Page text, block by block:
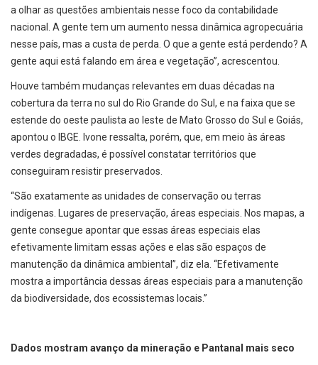
a olhar as questões ambientais nesse foco da contabilidade
nacional. A gente tem um aumento nessa dinâmica agropecuária
nesse país, mas a custa de perda. O que a gente está perdendo? A
gente aqui está falando em área e vegetação”, acrescentou.
Houve também mudanças relevantes em duas décadas na
cobertura da terra no sul do Rio Grande do Sul, e na faixa que se
estende do oeste paulista ao leste de Mato Grosso do Sul e Goiás,
apontou o IBGE. Ivone ressalta, porém, que, em meio às áreas
verdes degradadas, é possível constatar territórios que
conseguiram resistir preservados.
“São exatamente as unidades de conservação ou terras
indígenas. Lugares de preservação, áreas especiais. Nos mapas, a
gente consegue apontar que essas áreas especiais elas
efetivamente limitam essas ações e elas são espaços de
manutenção da dinâmica ambiental”, diz ela. “Efetivamente
mostra a importância dessas áreas especiais para a manutenção
da biodiversidade, dos ecossistemas locais.”
Dados mostram avanço da mineração e Pantanal mais seco